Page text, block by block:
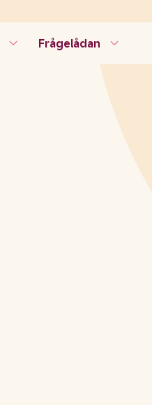
Frågelådan